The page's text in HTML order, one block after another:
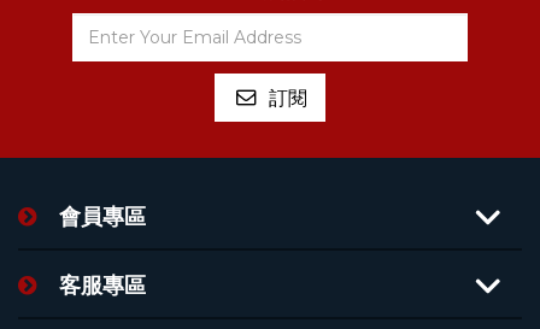
會員專區
客服專區